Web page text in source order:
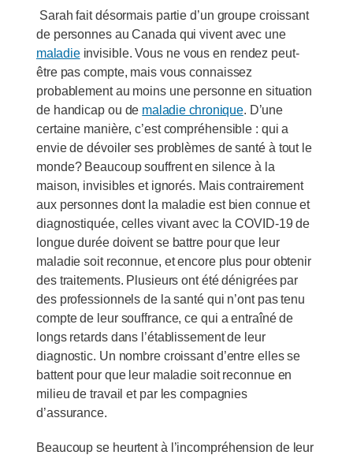
Sarah fait désormais partie d’un groupe croissant
de personnes au Canada qui vivent avec une
maladieinvisible. Vous ne vous en rendez peut-
être pas compte, mais vous connaissez
probablement au moins une personne en situation
de handicap ou de maladie chronique. D’une
certaine manière, c’est compréhensible : qui a
envie de dévoiler ses problèmes de santé à tout le
monde? Beaucoup souffrent en silence à la
maison, invisibles et ignorés. Mais contrairement
aux personnes dont la maladie est bien connue et
diagnostiquée, celles vivant avec la COVID-19 de
longue durée doivent se battre pour que leur
maladie soit reconnue, et encore plus pour obtenir
des traitements. Plusieurs ont été dénigrées par
des professionnels de la santé qui n’ont pas tenu
compte de leur souffrance, ce qui a entraîné de
longs retards dans l’établissement de leur
diagnostic. Un nombre croissant d’entre elles se
battent pour que leur maladie soit reconnue en
milieu de travail et par les compagnies
d’assurance.
Beaucoup se heurtent à l’incompréhension de leur